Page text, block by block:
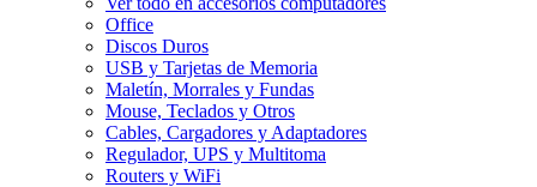
Office
Discos Duros
USB y Tarjetas de Memoria
Maletín, Morrales y Fundas
Mouse, Teclados y Otros
Cables, Cargadores y Adaptadores
Regulador, UPS y Multitoma
Routers y WiFi